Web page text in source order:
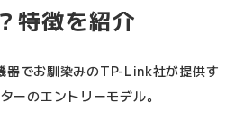
特徴を紹介
でお馴染みのTP-Link社が提供す
ーのエントリーモデル。